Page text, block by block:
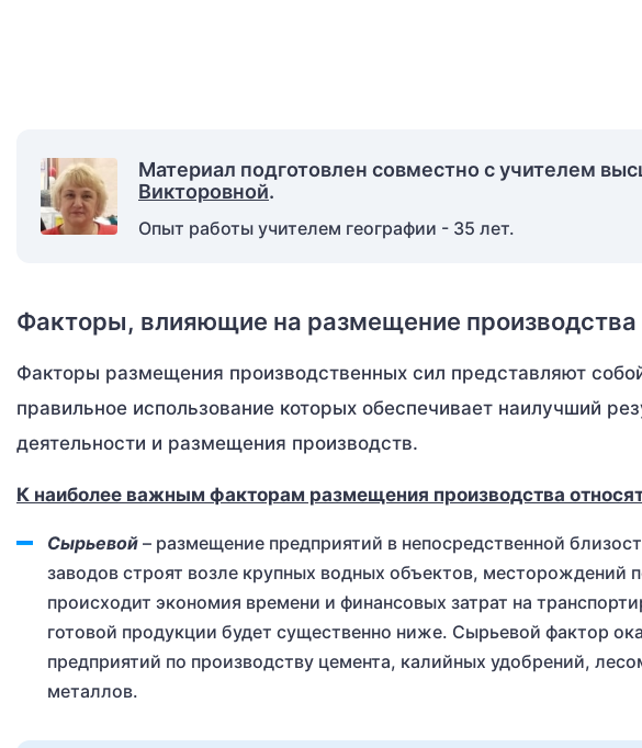
Материал подготовлен совместно с учителем
Викторовной.
Опыт работы учителем географии - 35 лет.
Факторы, влияющие на размещение производства
Факторы размещения производственных сил представляют
правильное использование которых обеспечивает наилучший
деятельности и размещения производств.
К наиболее важным факторам размещения производства
Сырьевой – размещение предприятий в непосредственной
заводов строят возле крупных водных объектов, месторождений
происходит экономия времени и финансовых затрат на
готовой продукции будет существенно ниже. Сырьевой фактор
предприятий по производству цемента, калийных удобрений,
металлов.